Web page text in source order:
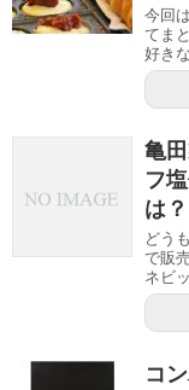
今回
てま
好き
亀
フ
は？
どう
で販
ネビ
コ